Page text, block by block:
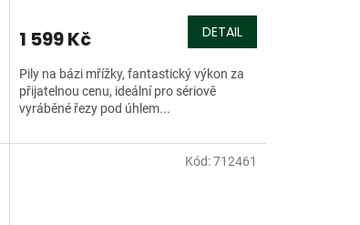
1 599 Kč DETAIL
Pily na bázi mřížky, fantastický výkon za
přijatelnou cenu, ideální pro sériově
vyráběné řezy pod úhlem...
Kód:712461